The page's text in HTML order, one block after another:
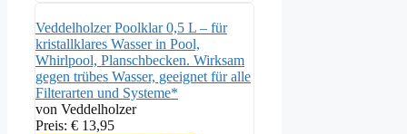
Veddelholzer Poolklar 0,5 L – für
kristallklares Wasser in Pool,
Whirlpool, Planschbecken. Wirksam
gegen trübes Wasser, geeignet für alle
Filterarten und Systeme*
von Veddelholzer
Preis: € 13,95